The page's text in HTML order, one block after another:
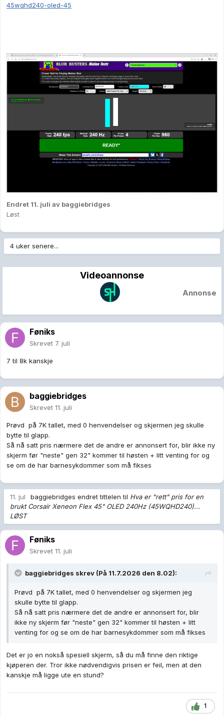
45wqhd240-oled-45
Endret 11. juli av baggiebridges
Løst
4 uker senere...
Videoannonse
Annonse
Føniks
Skrevet 7. juli
7 til 8k kanskje
baggiebridges
Skrevet 11. juli
Prøvd på 7K tallet, med 0 henvendelser og skjermen jeg skulle
bytte til glapp.
Så nå satt pris nærmere det de andre er annonsert for, blir ikke ny
skjerm før "neste" gen 32" kommer til høsten + litt venting for og
se om de har barnesykdommer som må fikses
11. jul baggiebridges endret tittelen til Hva er "rett" pris for en
brukt Corsair Xeneon Flex 45" OLED 240Hz (45WQHD240)...
LØST
Føniks
Skrevet 11. juli
baggiebridges skrev (På 11.7.2026 den 8.02):
Prøvd på 7K tallet, med 0 henvendelser og skjermen jeg
skulle bytte til glapp.
Så nå satt pris nærmere det de andre er annonsert for, blir
ikke ny skjerm før "neste" gen 32" kommer til høsten + litt
venting for og se om de har barnesykdommer som må fikses
Det er jo en nokså spesiell skjerm, så du må finne den riktige
kjøperen der. Tror ikke nødvendigvis prisen er feil, men at den
kanskje må ligge ute en stund?
1